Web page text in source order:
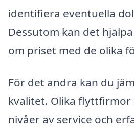
identifiera eventuella
Dessutom kan det
om priset med de olika
För det andra kan du
kvalitet. Olika flyttfirmor
nivåer av service och